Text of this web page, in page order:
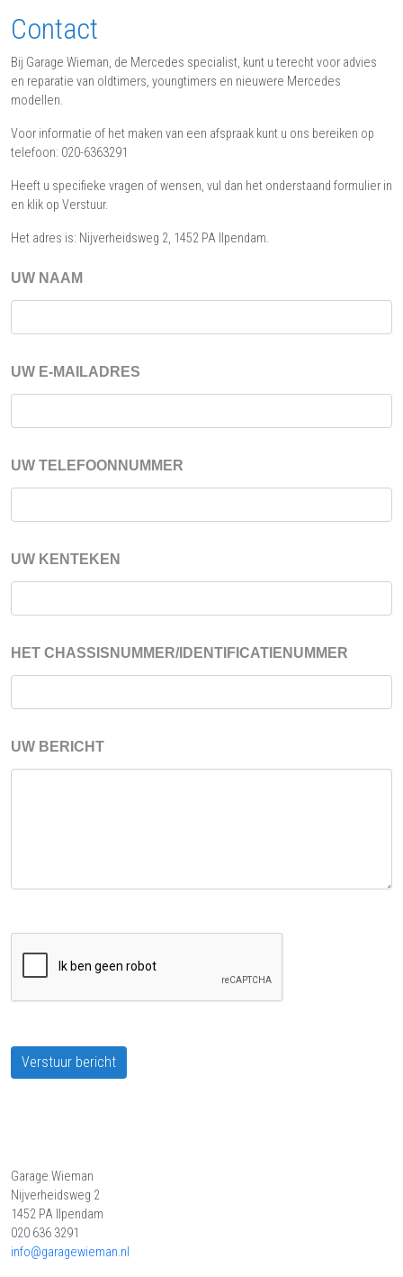
Contact
Bij Garage Wieman, de Mercedes specialist, kunt u terecht voor advies
en reparatie van oldtimers, youngtimers en nieuwere Mercedes
modellen.
Voor informatie of het maken van een afspraak kunt u ons bereiken op
telefoon: 020-6363291
Heeft u specifieke vragen of wensen, vul dan het onderstaand formulier in
en klik op Verstuur.
Het adres is: Nijverheidsweg 2, 1452 PA Ilpendam.
UW NAAM
UW E-MAILADRES
UW TELEFOONNUMMER
UW KENTEKEN
HET CHASSISNUMMER/IDENTIFICATIENUMMER
UW BERICHT
Verstuur bericht
Garage Wieman
Nijverheidsweg 2
1452 PA Ilpendam
020 636 3291
info@garagewieman.nl